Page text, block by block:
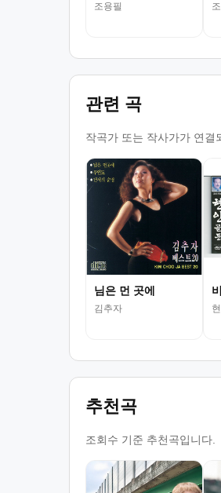
조용필
관련 곡
작곡가 또는 작사가가 연결
님은 먼 곳에
김추자
추천곡
조회수 기준 추천곡입니다.